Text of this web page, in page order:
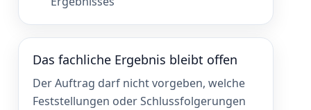
Das fachliche Ergebnis bleibt offen
Der Auftrag darf nicht vorgeben, welche
Feststellungen oder Schlussfolgerungen